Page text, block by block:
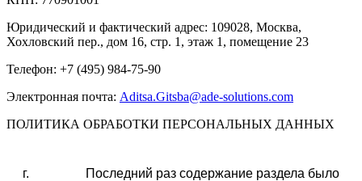
Юридический и фактический адрес: 109028, Москва,
Хохловский пер., дом 16, стр. 1, этаж 1, помещение 23
Телефон: +7 (495) 984-75-90
Электронная почта: Aditsa.Gitsba@ade-solutions.com
ПОЛИТИКА ОБРАБОТКИ ПЕРСОНАЛЬНЫХ ДАННЫХ
г.
Последний раз содержание раздела было